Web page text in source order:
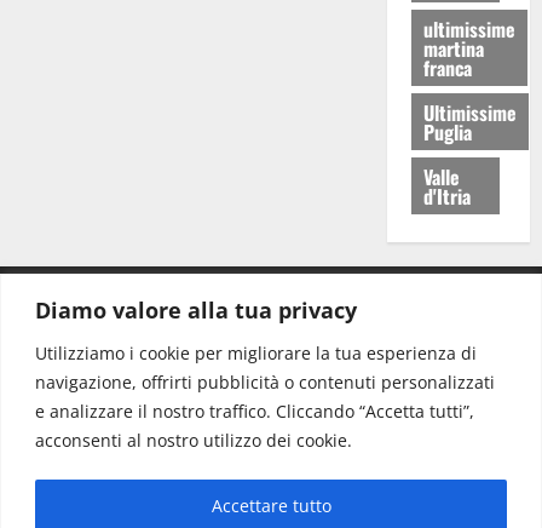
Diamo valore alla tua privacy
Utilizziamo i cookie per migliorare la tua esperienza di
navigazione, offrirti pubblicità o contenuti personalizzati
e analizzare il nostro traffico. Cliccando “Accetta tutti”,
acconsenti al nostro utilizzo dei cookie.
Accettare tutto
ultimissime
martina
franca
Ultimissime
Puglia
Valle
d'Itria
Redazione: redazione@www.martinasera.it
Direttore:direttore@www.martinasera.it
Info & Commerciale:info@www.martinasera.it